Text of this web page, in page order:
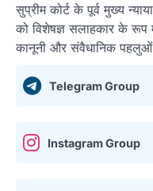
सुप्रीम कोर्ट के पूर्व मुख्य
को विशेषज्ञ सलाहकार के रूप
कानूनी और संवैधानिक
Telegram Group
Instagram Group